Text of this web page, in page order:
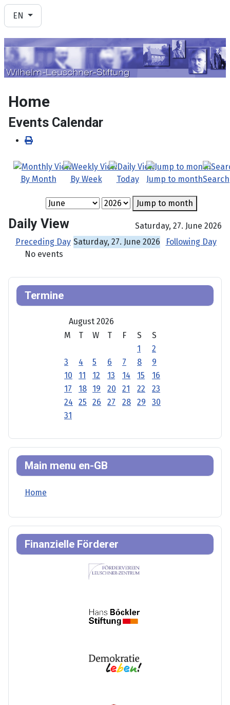
Select your language
EN
Home
Events Calendar
By Month By Week Today Jump to monthSearch
Jump to month
Daily View
Saturday, 27. June 2026
Preceding Day Saturday, 27. June 2026
Following Day
No events
Termine
August 2026
M
T W T F S
S
1
2
3
4 5 6 7 8
9
10
11 12 13 14 15
16
17
18 19 20 21 22
23
24
25 26 27 28 29
30
31
Main menu en-GB
Home
Finanzielle Förderer